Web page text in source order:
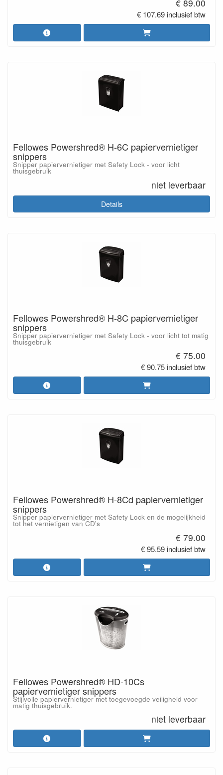
€ 89.00
€ 107.69 inclusief btw
Fellowes Powershred® H-6C papiervernietiger
snippers
Snipper papiervernietiger met Safety Lock - voor licht
thuisgebruik
niet leverbaar
Details
Fellowes Powershred® H-8C papiervernietiger
snippers
Snipper papiervernietiger met Safety Lock - voor licht tot matig
thuisgebruik
€ 75.00
€ 90.75 inclusief btw
Fellowes Powershred® H-8Cd papiervernietiger
snippers
Snipper papiervernietiger met Safety Lock en de mogelijkheid
tot het vernietigen van CD's
€ 79.00
€ 95.59 inclusief btw
Fellowes Powershred® HD-10Cs
papiervernietiger snippers
Stijlvolle papiervernietiger met toegevoegde veiligheid voor
matig thuisgebruik.
niet leverbaar